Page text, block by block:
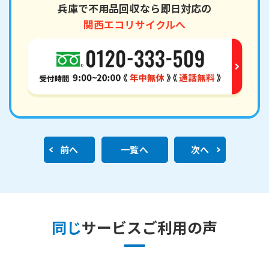
兵庫で不用品回収なら即日対応の
関西エコリサイクルへ
前へ 一覧へ 次へ
同じサービスご利用の声